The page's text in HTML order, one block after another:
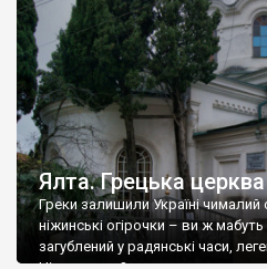
Ялта. Грецька
Греки залишили Україні
ніжинські огірочки – ви ж мабуть
загублений у радянські часи,